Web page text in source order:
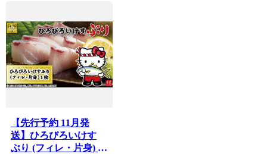
【先行予約 11月発
送】ひろびろいけす
ぶり (フィレ・片身) 1